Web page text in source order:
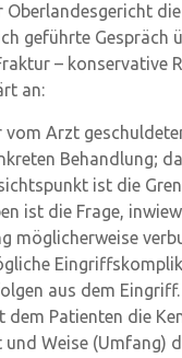
die
geführte Gespräch
– konservative
an:
Arzt
Behandlung;
ist die
ist die Frage,
möglicherweise
aus dem
Patienten die
Weise (Umfang)